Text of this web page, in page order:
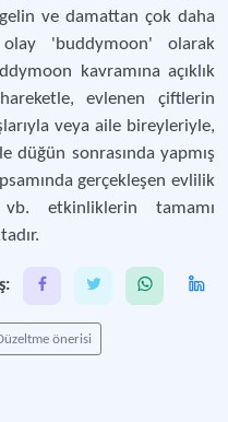
ve damattan çok daha
'buddymoon' olarak
kavramına açıklık
evlenen çiftlerin
veya aile bireyleriyle,
düğün sonrasında yapmış
gerçekleşen evlilik
etkinliklerin tamamı
önerisi